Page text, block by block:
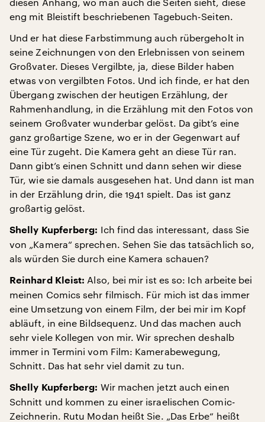
eng mit Bleistift beschriebenen Tagebuch-Seiten.
Und er hat diese Farbstimmung auch rübergeholt in
seine Zeichnungen von den Erlebnissen von seinem
Großvater. Dieses Vergilbte, ja, diese Bilder haben
etwas von vergilbten Fotos. Und ich finde, er hat den
Übergang zwischen der heutigen Erzählung, der
Rahmenhandlung, in die Erzählung mit den Fotos von
seinem Großvater wunderbar gelöst. Da gibt’s eine
ganz großartige Szene, wo er in der Gegenwart auf
eine Tür zugeht. Die Kamera geht an diese Tür ran.
Dann gibt’s einen Schnitt und dann sehen wir diese
Tür, wie sie damals ausgesehen hat. Und dann ist man
in der Erzählung drin, die 1941 spielt. Das ist ganz
großartig gelöst.
Shelly Kupferberg: Ich find das interessant, dass Sie
von „Kamera“ sprechen. Sehen Sie das tatsächlich so,
als würden Sie durch eine Kamera schauen?
Reinhard Kleist: Also, bei mir ist es so: Ich arbeite bei
meinen Comics sehr filmisch. Für mich ist das immer
eine Umsetzung von einem Film, der bei mir im Kopf
abläuft, in eine Bildsequenz. Und das machen auch
sehr viele Kollegen von mir. Wir sprechen deshalb
immer in Termini vom Film: Kamerabewegung,
Schnitt. Das hat sehr viel damit zu tun.
Shelly Kupferberg: Wir machen jetzt auch einen
Schnitt und kommen zu einer israelischen Comic-
Zeichnerin. Rutu Modan heißt Sie. „Das Erbe“ heißt